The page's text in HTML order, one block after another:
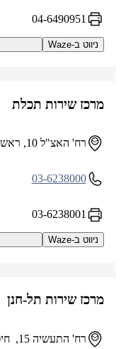
04-6490951
ניווט ב-Waze
מרכז שירות תכלת
רח' האצ"ל 10, ראשל"צ
03-6238000
03-6238001
ניווט ב-Waze
מרכז שירות תל-חנן
רח' התעשיה 15, חיפה